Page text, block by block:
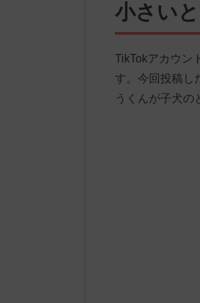
小さい
TikTokアカウン
す。今回投稿し
うくんが子犬の